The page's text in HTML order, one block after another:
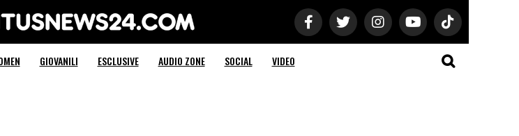
Juventus News 24
GIOVANILI ESCLUSIVE AUDIO ZONE SOCIAL VIDEO